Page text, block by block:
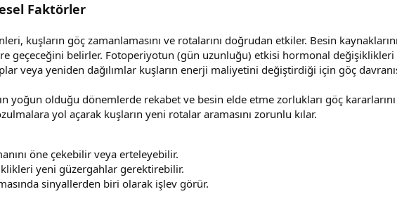
Faktörler
kuşların göç zamanlamasını ve rotalarını doğrudan etkiler. Besin
geçeceğini belirler. Fotoperiyotun (gün uzunluğu) etkisi hormonal değişiklikleri
veya yeniden dağılımlar kuşların enerji maliyetini değiştirdiği için göç
yoğun olduğu dönemlerde rekabet ve besin elde etme zorlukları göç
yol açarak kuşların yeni rotalar aramasını zorunlu kılar.
öne çekebilir veya erteleyebilir.
yeni güzergahlar gerektirebilir.
sinyallerden biri olarak işlev görür.